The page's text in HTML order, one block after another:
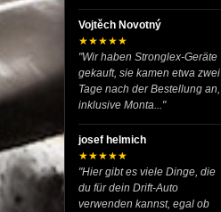
Vojtěch Novotný
★★★★★
"Wir haben Stronglex-Geräte
gekauft, sie kamen etwa zwei
Tage nach der Bestellung an,
inklusive Monta..."
josef helmich
★★★★★
"Hier gibt es viele Dinge, die
du für dein Drift-Auto
verwenden kannst, egal ob